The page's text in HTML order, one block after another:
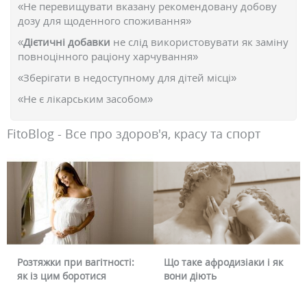
«Не перевищувати вказану рекомендовану добову
дозу для щоденного споживання»
«Дієтичні добавки не слід використовувати як заміну
повноцінного раціону харчування»
«Зберігати в недоступному для дітей місці»
«Не є лікарським засобом»
FitoBlog - Все про здоров'я, красу та спорт
Розтяжки при вагітності:
як із цим боротися
Що таке афродизіаки і як
вони діють